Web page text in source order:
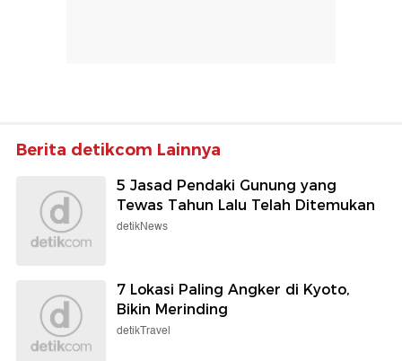
Berita detikcom Lainnya
5 Jasad Pendaki Gunung yang
Tewas Tahun Lalu Telah Ditemukan
detikNews
7 Lokasi Paling Angker di Kyoto,
Bikin Merinding
detikTravel